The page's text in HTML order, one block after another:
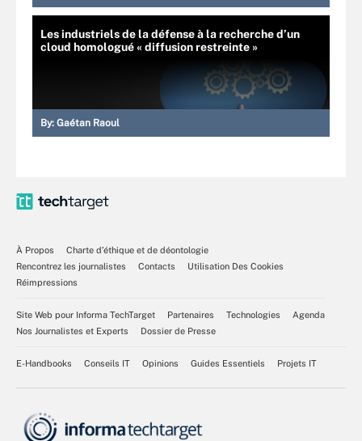
Les industriels de la défense à la recherche d’un
cloud homologué « diffusion restreinte »
By: Gaétan Raoul
À Propos
Charte d’éthique et de déontologie
Rencontrez les journalistes
Contacts
Utilisation Des Cookies
Réimpressions
Site Web pour Informa TechTarget Partenaires Technologies
Agenda
Nos Journalistes et Experts
Dossier de Presse
E-Handbooks Conseils IT Opinions Guides Essentiels Projets IT